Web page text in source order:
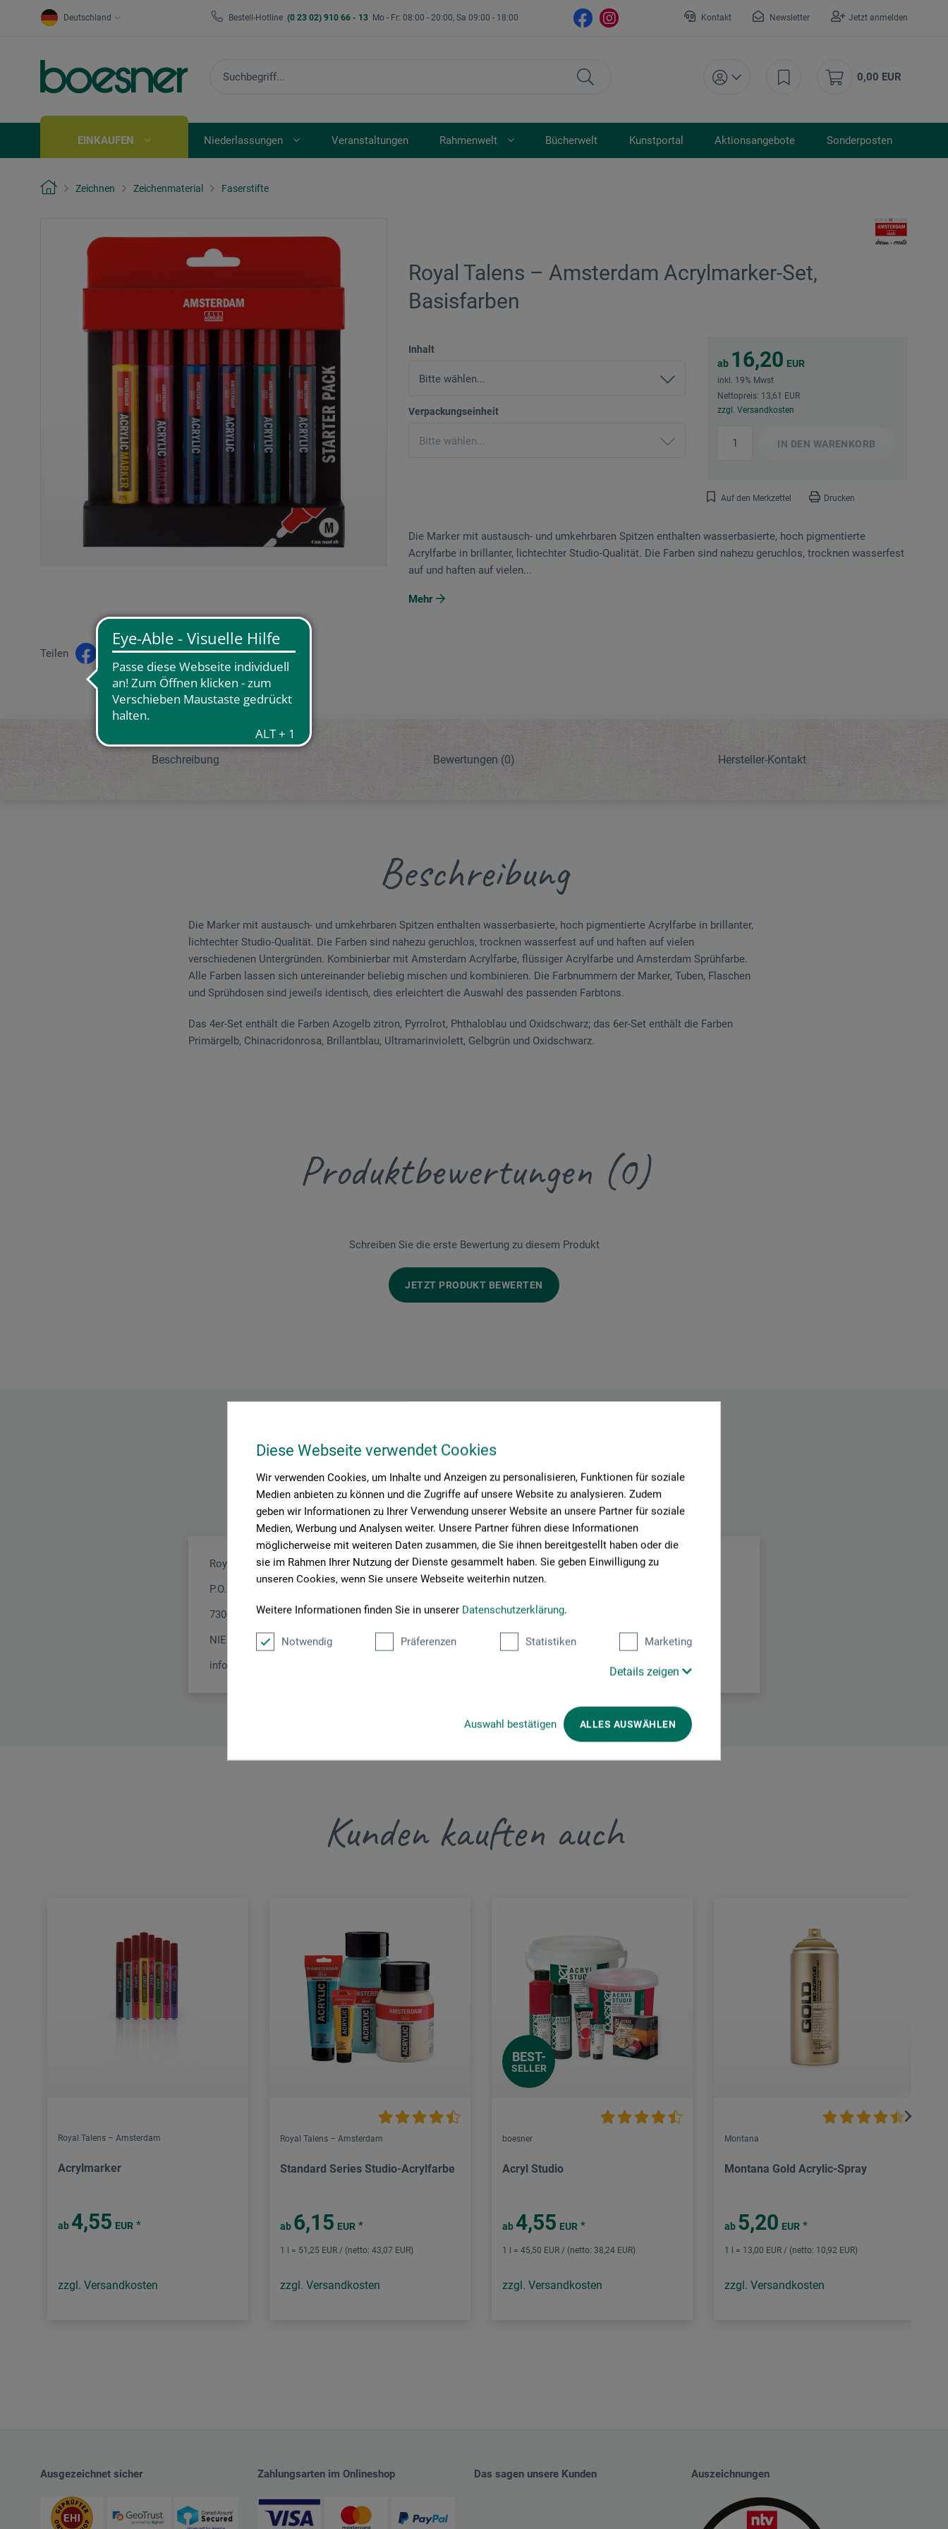
Diese Webseite verwendet Cookies
Wir verwenden Cookies, um Inhalte und Anzeigen zu personalisieren, Funktionen für soziale
Medien anbieten zu können und die Zugriffe auf unsere Website zu analysieren. Zudem
geben wir Informationen zu Ihrer Verwendung unserer Website an unsere Partner für soziale
Medien, Werbung und Analysen weiter. Unsere Partner führen diese Informationen
möglicherweise mit weiteren Daten zusammen, die Sie ihnen bereitgestellt haben oder die
sie im Rahmen Ihrer Nutzung der Dienste gesammelt haben. Sie geben Einwilligung zu
unseren Cookies, wenn Sie unsere Webseite weiterhin nutzen.
Weitere Informationen finden Sie in unserer Datenschutzerklärung.
Notwendig Präferenzen Statistiken Marketing
Details zeigen
Auswahl bestätigen ALLES AUSWÄHLEN
Deutschland Bestell-Hotline (0 23 02) 910 66 - 13 Mo - Fr: 08:00 - 20:00, Sa 09:00 - 18:00 Kontakt Newsletter Jetzt anmelden
0,00 EUR
EINKAUFEN Niederlassungen Veranstaltungen Rahmenwelt Bücherwelt Kunstportal Aktionsangebote Sonderposten
Zeichnen Zeichenmaterial Faserstifte
Royal Talens – Amsterdam Acrylmarker-Set,
Basisfarben
Inhalt
Verpackungseinheit
ab 16,20 EUR
inkl. 19% Mwst
Nettopreis: 13,61 EUR
zzgl. Versandkosten
IN DEN WARENKORB
Auf den Merkzettel Drucken
Teilen
Die Marker mit austausch- und umkehrbaren Spitzen enthalten wasserbasierte, hoch pigmentierte
Acrylfarbe in brillanter, lichtechter Studio-Qualität. Die Farben sind nahezu geruchlos, trocknen wasserfest
auf und haften auf vielen...
Mehr
Beschreibung Bewertungen (0) Hersteller-Kontakt
Beschreibung
Die Marker mit austausch- und umkehrbaren Spitzen enthalten wasserbasierte, hoch pigmentierte Acrylfarbe in brillanter,
lichtechter Studio-Qualität. Die Farben sind nahezu geruchlos, trocknen wasserfest auf und haften auf vielen
verschiedenen Untergründen. Kombinierbar mit Amsterdam Acrylfarbe, flüssiger Acrylfarbe und Amsterdam Sprühfarbe.
Alle Farben lassen sich untereinander beliebig mischen und kombinieren. Die Farbnummern der Marker, Tuben, Flaschen
und Sprühdosen sind jeweils identisch, dies erleichtert die Auswahl des passenden Farbtons.
Das 4er-Set enthält die Farben Azogelb zitron, Pyrrolrot, Phthaloblau und Oxidschwarz; das 6er-Set enthält die Farben
Primärgelb, Chinacridonrosa, Brillantblau, Ultramarinviolett, Gelbgrün und Oxidschwarz.
Produktbewertungen (0)
Schreiben Sie die erste Bewertung zu diesem Produkt
JETZT PRODUKT BEWERTEN
Hersteller-Kontakt
Hier finden Sie die Kontaktdaten des Herstellers zu diesem Produkt.
Royal Talens
P.O. Box 4
7300 Apeldoorn
NIEDERLANDE
info@royaltalens.com
Kunden kauften auch
Royal Talens – Amsterdam
Acrylmarker
ab 4,55 EUR *
zzgl. Versandkosten
Royal Talens – Amsterdam
Standard Series Studio-Acrylfarbe
ab 6,15 EUR *
1 l = 51,25 EUR / (netto: 43,07 EUR)
zzgl. Versandkosten
BEST-
SELLER
boesner
Acryl Studio
ab 4,55 EUR *
1 l = 45,50 EUR / (netto: 38,24 EUR)
zzgl. Versandkosten
Montana
Montana Gold Acrylic-Spray
ab 5,20 EUR *
1 l = 13,00 EUR / (netto: 10,92 EUR)
zzgl. Versandkosten
Ausgezeichnet sicher Zahlungsarten im Onlineshop Das sagen unsere Kunden Auszeichnungen